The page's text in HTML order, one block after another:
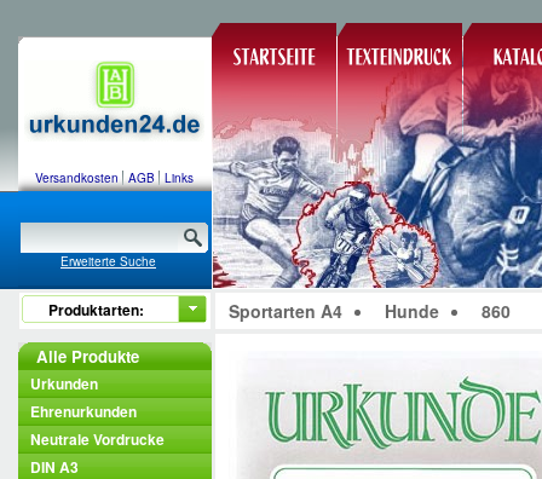
Versandkosten AGB Links
Erweiterte Suche
Produktarten:
Alle Produkte
Urkunden
Ehrenurkunden
Neutrale Vordrucke
DIN A3
Sportarten A4 Hunde 860